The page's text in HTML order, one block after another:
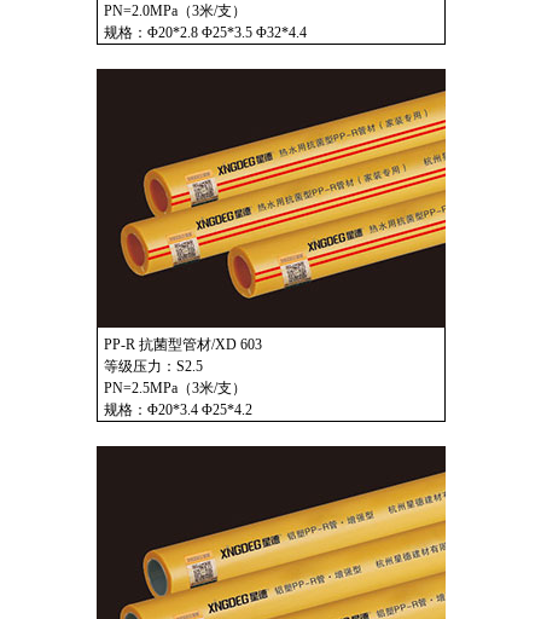
PN=2.0MPa（3米/支）
规格：Φ20*2.8 Φ25*3.5 Φ32*4.4
PP-R 抗菌型管材/XD 603
等级压力：S2.5
PN=2.5MPa（3米/支）
规格：Φ20*3.4 Φ25*4.2